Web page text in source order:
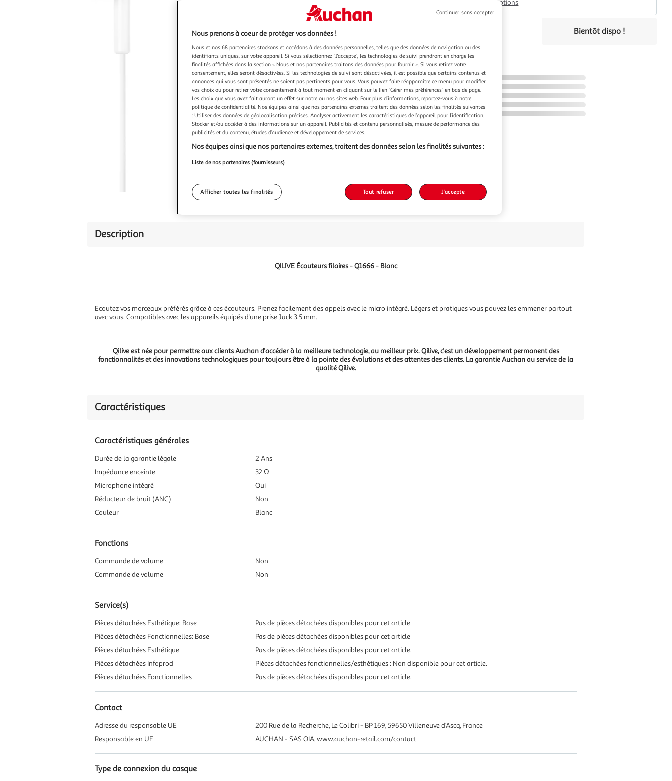
Plus d'options
Bientôt dispo !
Description
QILIVE Écouteurs filaires - Q1666 - Blanc
Ecoutez vos morceaux préférés grâce à ces écouteurs. Prenez facilement des appels avec le micro intégré. Légers et pratiques vous pouvez les emmener partout
avec vous. Compatibles avec les appareils équipés d'une prise Jack 3.5 mm.
Qilive est née pour permettre aux clients Auchan d'accéder à la meilleure technologie, au meilleur prix. Qilive, c'est un développement permanent des
fonctionnalités et des innovations technologiques pour toujours être à la pointe des évolutions et des attentes des clients. La garantie Auchan au service de la
qualité Qilive.
Caractéristiques
Caractéristiques générales
Durée de la garantie légale
2 Ans
Impédance enceinte
32 Ω
Microphone intégré
Oui
Réducteur de bruit (ANC)
Non
Couleur
Blanc
Fonctions
Commande de volume
Non
Commande de volume
Non
Service(s)
Pièces détachées Esthétique: Base
Pas de pièces détachées disponibles pour cet article
Pièces détachées Fonctionnelles: Base
Pas de pièces détachées disponibles pour cet article
Pièces détachées Esthétique
Pas de pièces détachées disponibles pour cet article.
Pièces détachées Infoprod
Pièces détachées fonctionnelles/esthétiques : Non disponible pour cet article.
Pièces détachées Fonctionnelles
Pas de pièces détachées disponibles pour cet article.
Contact
Adresse du responsable UE
200 Rue de la Recherche, Le Colibri - BP 169, 59650 Villeneuve d’Ascq, France
Responsable en UE
AUCHAN - SAS OIA, www.auchan-retail.com/contact
Type de connexion du casque
Nous prenons à coeur de protéger vos données !
Nous et nos 68 partenaires stockons et accédons à des données personnelles, telles que des données de navigation ou des
identifiants uniques, sur votre appareil. Si vous sélectionnez "J'accepte", les technologies de suivi prendront en charge les
finalités affichées dans la section « Nous et nos partenaires traitons des données pour fournir ». Si vous retirez votre
consentement, elles seront désactivées. Si les technologies de suivi sont désactivées, il est possible que certains contenus et
annonces qui vous sont présentés ne soient pas pertinents pour vous. Vous pouvez faire réapparaître ce menu pour modifier
vos choix ou pour retirer votre consentement à tout moment en cliquant sur le lien "Gérer mes préférences" en bas de page.
Les choix que vous avez fait auront un effet sur notre ou nos sites web. Pour plus d’informations, reportez-vous à notre
politique de confidentialité. Nos équipes ainsi que nos partenaires externes traitent des données selon les finalités suivantes
: Utiliser des données de géolocalisation précises. Analyser activement les caractéristiques de l’appareil pour l’identification.
Stocker et/ou accéder à des informations sur un appareil. Publicités et contenu personnalisés, mesure de performance des
publicités et du contenu, études d’audience et développement de services.
Nos équipes ainsi que nos partenaires externes, traitent des données selon les finalités suivantes :
Liste de nos partenaires (fournisseurs)
Afficher toutes les finalités Tout refuser J'accepte
Continuer sans accepter